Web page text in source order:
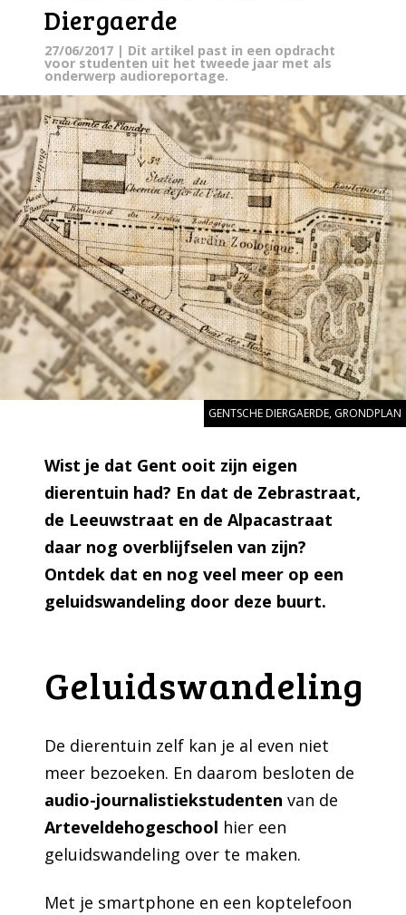
Diergaerde
27/06/2017 | Dit artikel past in een opdracht
voor studenten uit het tweede jaar met als
onderwerp audioreportage.
GENTSCHE DIERGAERDE, GRONDPLAN
Wist je dat Gent ooit zijn eigen
dierentuin had? En dat de Zebrastraat,
de Leeuwstraat en de Alpacastraat
daar nog overblijfselen van zijn?
Ontdek dat en nog veel meer op een
geluidswandeling door deze buurt.
Geluidswandeling
De dierentuin zelf kan je al even niet
meer bezoeken. En daarom besloten de
audio-journalistiekstudenten van de
Arteveldehogeschool hier een
geluidswandeling over te maken.
Met je smartphone en een koptelefoon